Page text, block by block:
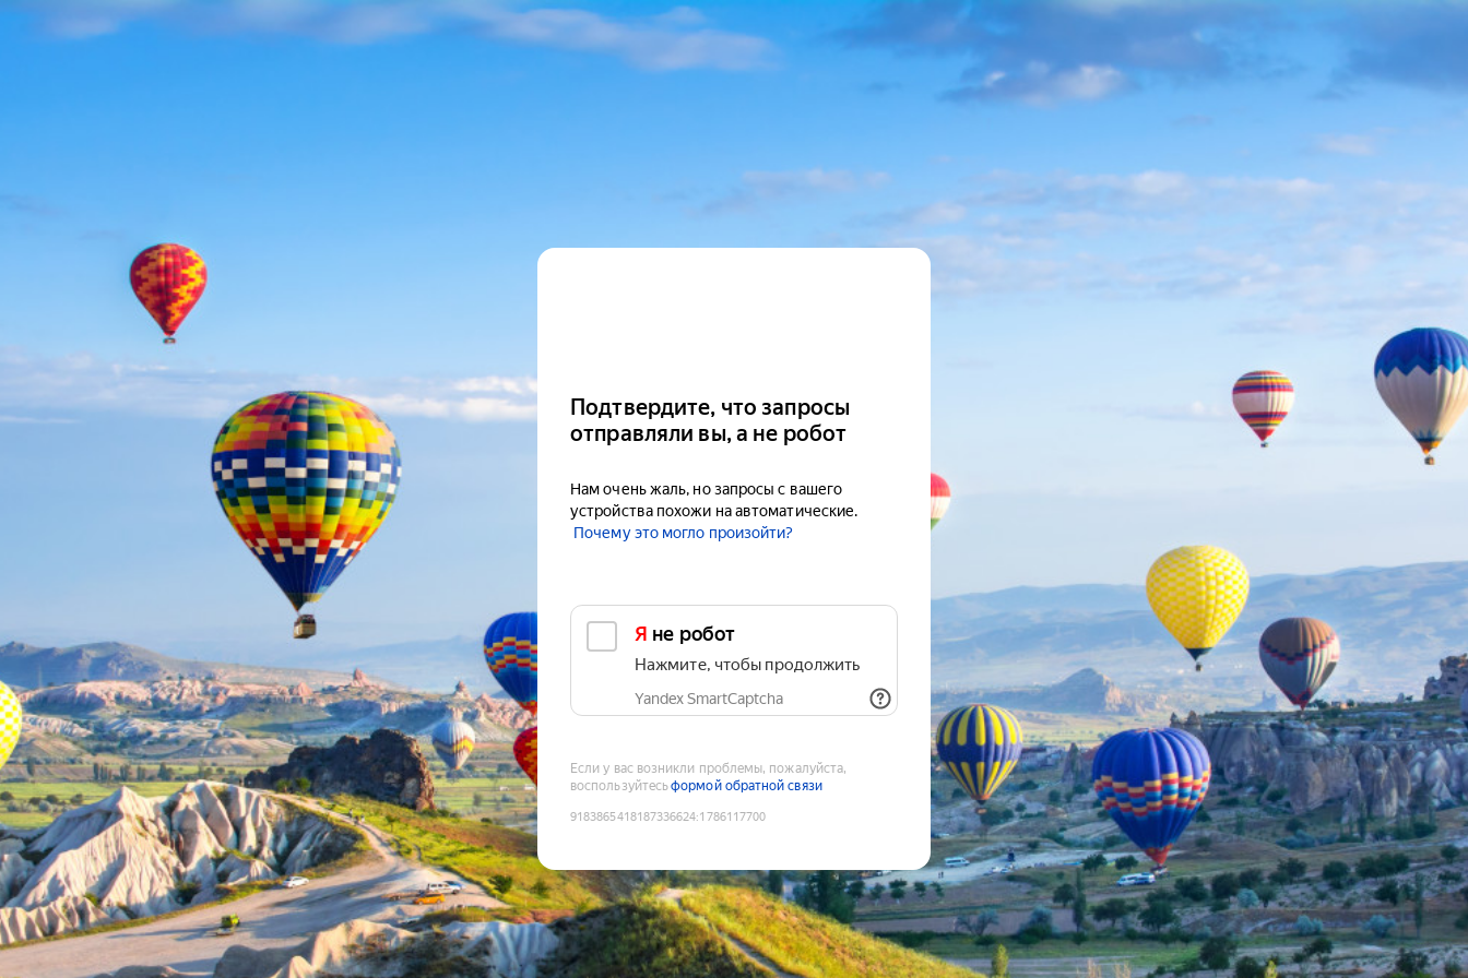
Подтвердите, что запросы
отправляли вы, а не робот
Нам очень жаль, но запросы с вашего
устройства похожи на автоматические.
Почему это могло произойти?
Я не робот
Нажмите, чтобы продолжить
Yandex SmartCaptcha
Если у вас возникли проблемы, пожалуйста,
воспользуйтесьформой обратной связи
9183865418187336624:1786117700